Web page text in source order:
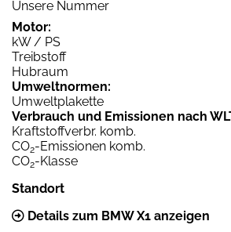
Unsere Nummer
Motor:
kW / PS
Treibstoff
Hubraum
Umweltnormen:
Umweltplakette
Verbrauch und Emissionen nach
Kraftstoffverbr. komb.
CO2-Emissionen komb.
CO2-Klasse
Standort
Details zum BMW X1 anzeigen